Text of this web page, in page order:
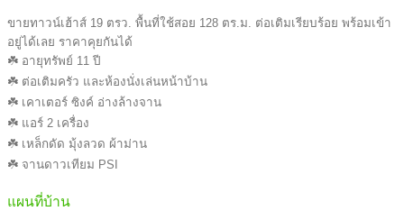
ขายทาวน์เฮ้าส์ 19 ตรว. พื้นที่ใช้สอย 128 ตร.ม. ต่อเติมเรียบร้อย พร้อมเข้า
อยู่ได้เลย ราคาคุยกันได้
☘️ อายุทรัพย์ 11 ปี
☘️ ต่อเติมครัว และห้องนั่งเล่นหน้าบ้าน
☘️ เคาเตอร์ ซิงค์ อ่างล้างจาน
☘️ แอร์ 2 เครื่อง
☘️ เหล็กดัด มุ้งลวด ผ้าม่าน
☘️ จานดาวเทียม PSI
แผนที่บ้าน